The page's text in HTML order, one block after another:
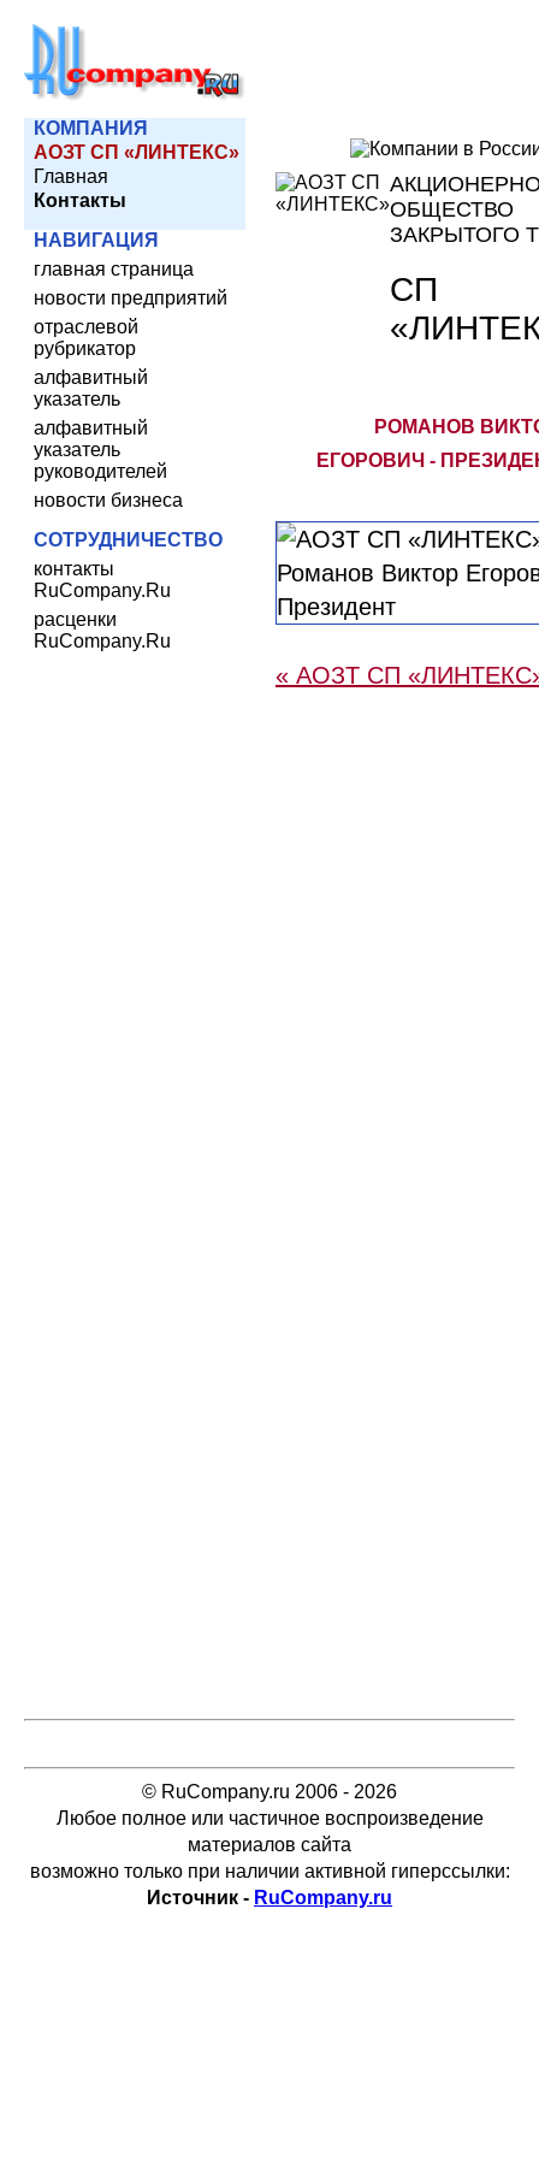
КОМПАНИЯ
АОЗТ СП «ЛИНТЕКС»
Главная
Контакты
НАВИГАЦИЯ
главная страница
новости предприятий
отраслевой
рубрикатор
алфавитный
указатель
алфавитный
указатель
руководителей
новости бизнеса
СОТРУДНИЧЕСТВО
контакты
RuCompany.Ru
расценки
RuCompany.Ru
ОБЩЕСТВО
ЗАКРЫТОГО
СП
РОМАНОВ
ЕГОРОВИЧ -
« АОЗТ СП
© RuCompany.ru 2006 - 2026
Любое полное или частичное воспроизведение
материалов сайта
возможно только при наличии активной гиперссылки:
Источник - RuCompany.ru